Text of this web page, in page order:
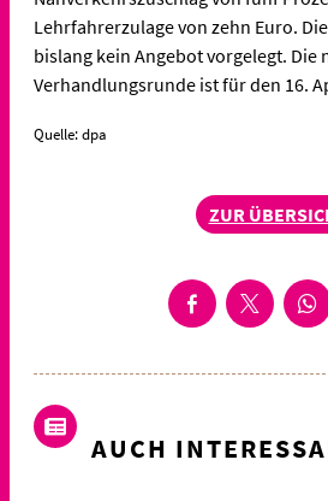
Lehrfahrerzulage von zehn Euro.
bislang kein Angebot vorgelegt. Die
Verhandlungsrunde ist für den 16.
Quelle: dpa
ZUR
AUCH